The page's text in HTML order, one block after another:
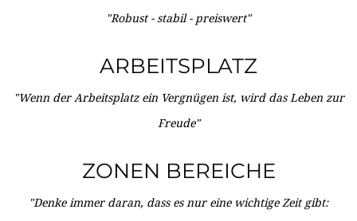
"Robust - stabil - preiswert"
ARBEITSPLATZ
"Wenn der Arbeitsplatz ein Vergnügen ist, wird das Leben zur
Freude"
ZONEN BEREICHE
"Denke immer daran, dass es nur eine wichtige Zeit gibt: